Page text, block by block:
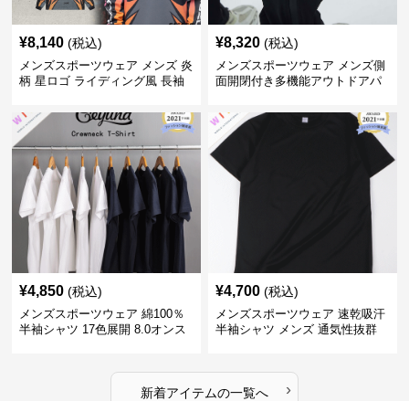
¥8,140 (税込)
メンズスポーツウェア メンズ 炎
柄 星ロゴ ライディング風 長袖
¥8,320 (税込)
メンズスポーツウェア メンズ側
面開閉付き多機能アウトドアパ
¥4,850 (税込)
メンズスポーツウェア 綿100％
半袖シャツ 17色展開 8.0オンス
¥4,700 (税込)
メンズスポーツウェア 速乾吸汗
半袖シャツ メンズ 通気性抜群
新着アイテムの一覧へ ›